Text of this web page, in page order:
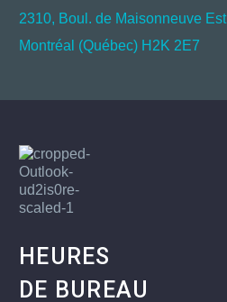
2310, Boul. de Maisonneuve Est
Montréal (Québec) H2K 2E7
HEURES
DE BUREAU